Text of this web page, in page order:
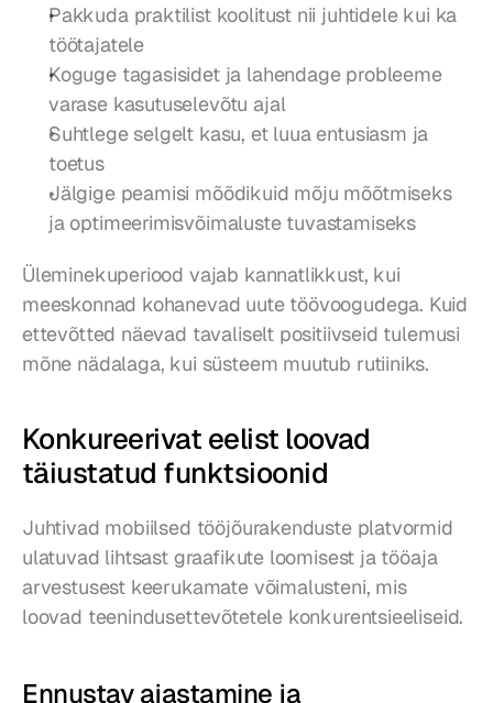
Pakkuda praktilist koolitust nii juhtidele kui ka
töötajatele
Koguge tagasisidet ja lahendage probleeme
varase kasutuselevõtu ajal
Suhtlege selgelt kasu, et luua entusiasm ja
toetus
Jälgige peamisi mõõdikuid mõju mõõtmiseks
ja optimeerimisvõimaluste tuvastamiseks
Üleminekuperiood vajab kannatlikkust, kui
meeskonnad kohanevad uute töövoogudega. Kuid
ettevõtted näevad tavaliselt positiivseid tulemusi
mõne nädalaga, kui süsteem muutub rutiiniks.
Konkureerivat eelist loovad
täiustatud funktsioonid
Juhtivad mobiilsed tööjõurakenduste platvormid
ulatuvad lihtsast graafikute loomisest ja tööaja
arvestusest keerukamate võimalusteni, mis
loovad teenindusettevõtetele konkurentsieeliseid.
Ennustav ajastamine ja